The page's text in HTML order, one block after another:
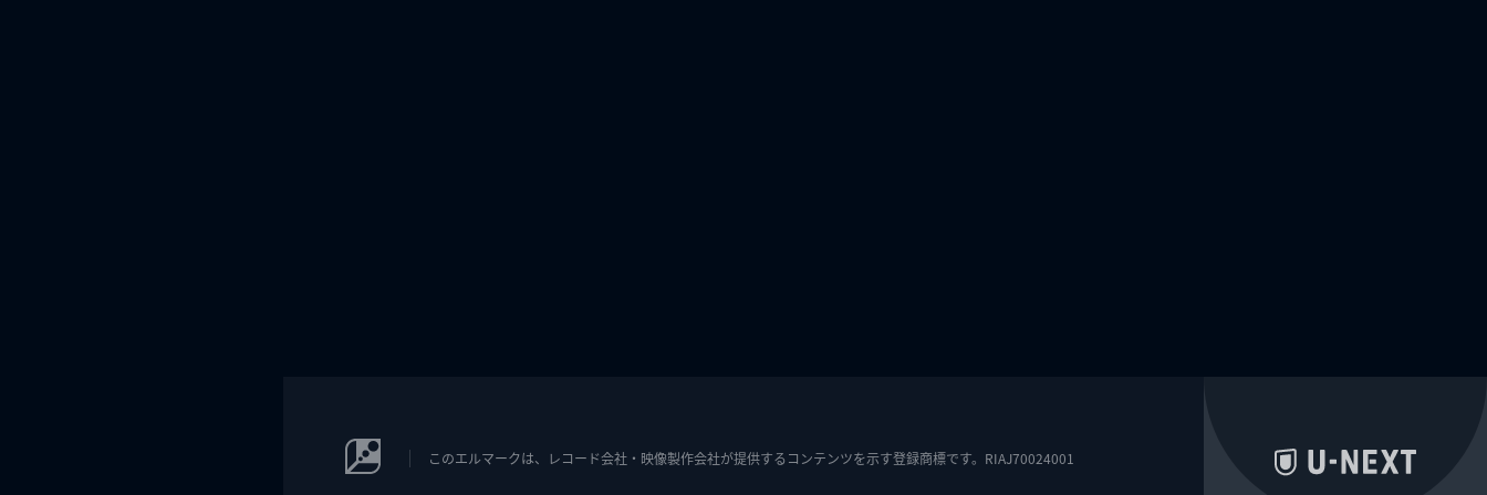
このエルマークは、レコード会社・映像製作会社が提供するコンテンツを示す登録商標です。RIAJ70024001